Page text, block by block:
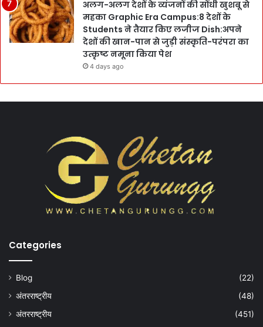
अलग-अलग देशों के व्यंजनों की सोंधी खुशबू से
महका Graphic Era Campus:8 देशों के
Students ने तैयार किए लजीज Dish:अपने
देशों की खान-पान से जुड़ी संस्कृति-परंपरा का
उत्कृष्ट नमूना किया पेश
4 days ago
Categories
Blog
(22)
अंतरराष्ट्रीय
(48)
अंतरराष्ट्रीय
(451)